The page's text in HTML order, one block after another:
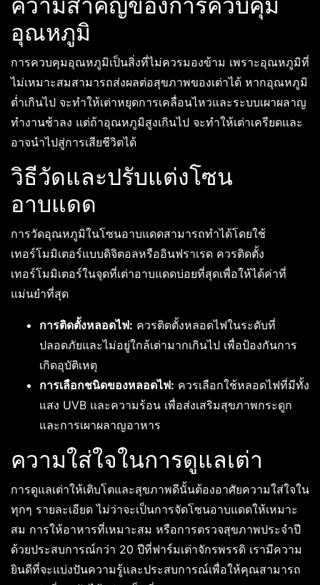
อุณหภูมิ
การควบคุมอุณหภูมิเป็นสิ่งที่ไม่ควรมองข้าม เพราะอุณหภูมิที่
ไม่เหมาะสมสามารถส่งผลต่อสุขภาพของเต่าได้ หากอุณหภูมิ
ต่ำเกินไป จะทำให้เต่าหยุดการเคลื่อนไหวและระบบเผาผลาญ
ทำงานช้าลง แต่ถ้าอุณหภูมิสูงเกินไป จะทำให้เต่าเครียดและ
อาจนำไปสู่การเสียชีวิตได้
วิธีวัดและปรับแต่งโซน
อาบแดด
การวัดอุณหภูมิในโซนอาบแดดสามารถทำได้โดยใช้
เทอร์โมมิเตอร์แบบดิจิตอลหรืออินฟราเรด ควรติดตั้ง
เทอร์โมมิเตอร์ในจุดที่เต่าอาบแดดบ่อยที่สุดเพื่อให้ได้ค่าที่
แม่นยำที่สุด
การติดตั้งหลอดไฟ: ควรติดตั้งหลอดไฟในระดับที่
ปลอดภัยและไม่อยู่ใกล้เต่ามากเกินไป เพื่อป้องกันการ
เกิดอุบัติเหตุ
การเลือกชนิดของหลอดไฟ: ควรเลือกใช้หลอดไฟที่มีทั้ง
แสง UVB และความร้อน เพื่อส่งเสริมสุขภาพกระดูก
และการเผาผลาญอาหาร
ความใส่ใจในการดูแลเต่า
การดูแลเต่าให้เติบโตและสุขภาพดีนั้นต้องอาศัยความใส่ใจใน
ทุกๆ รายละเอียด ไม่ว่าจะเป็นการจัดโซนอาบแดดให้เหมาะ
สม การให้อาหารที่เหมาะสม หรือการตรวจสุขภาพประจำปี
ด้วยประสบการณ์กว่า 20 ปีที่ฟาร์มเต่าจักรพรรดิ เรามีความ
ยินดีที่จะแบ่งปันความรู้และประสบการณ์เพื่อให้คุณสามารถ